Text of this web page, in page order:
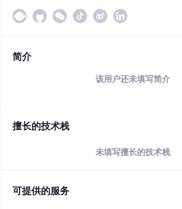
简介
该用户还未填写简介
擅长的技术栈
未填写擅长的技术栈
可提供的服务